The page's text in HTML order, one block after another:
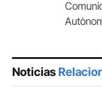
Noticias